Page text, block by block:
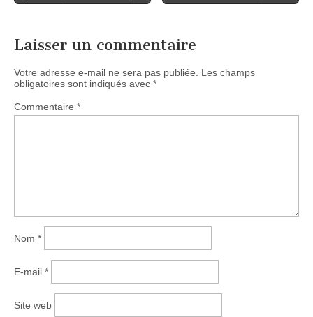
Laisser un commentaire
Votre adresse e-mail ne sera pas publiée.
Les champs
obligatoires sont indiqués avec *
Commentaire *
Nom *
E-mail *
Site web